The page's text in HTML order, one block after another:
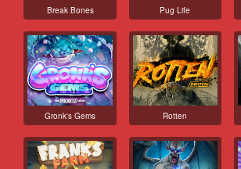
Break Bones Pug Life
Gronk's Gems Rotten